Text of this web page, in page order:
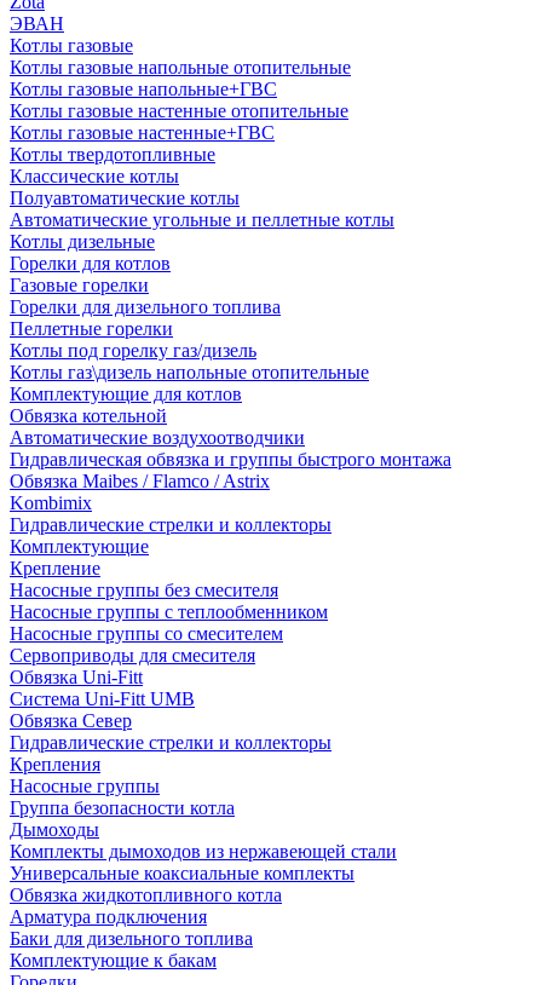
ЭВАН
Котлы газовые
Котлы газовые напольные отопительные
Котлы газовые напольные+ГВС
Котлы газовые настенные отопительные
Котлы газовые настенные+ГВС
Котлы твердотопливные
Классические котлы
Полуавтоматические котлы
Автоматические угольные и пеллетные котлы
Котлы дизельные
Горелки для котлов
Газовые горелки
Горелки для дизельного топлива
Пеллетные горелки
Котлы под горелку газ/дизель
Котлы газ\дизель напольные отопительные
Комплектующие для котлов
Обвязка котельной
Автоматические воздухоотводчики
Гидравлическая обвязка и группы быстрого монтажа
Обвязка Maibes / Flamco / Astrix
Kombimix
Гидравлические стрелки и коллекторы
Комплектующие
Крепление
Насосные группы без смесителя
Насосные группы с теплообменником
Насосные группы со смесителем
Сервоприводы для смесителя
Обвязка Uni-Fitt
Система Uni-Fitt UMB
Обвязка Север
Гидравлические стрелки и коллекторы
Крепления
Насосные группы
Группа безопасности котла
Дымоходы
Комплекты дымоходов из нержавеющей стали
Универсальные коаксиальные комплекты
Обвязка жидкотопливного котла
Арматура подключения
Баки для дизельного топлива
Комплектующие к бакам